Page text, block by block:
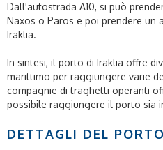
Dall'autostrada A10, si può
Naxos o Paros e poi prendere
Iraklia.
In sintesi, il porto di Iraklia offre
marittimo per raggiungere varie
compagnie di traghetti operanti
possibile raggiungere il porto sia
DETTAGLI DEL PORTO